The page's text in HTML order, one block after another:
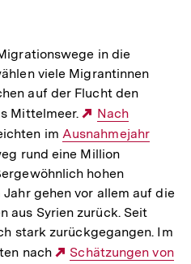
in die
viele Migrantinnen
auf der Flucht den
Mittelmeer.
Externer
Link:
Nach
im Interner
Link:
Ausnahmejahr
rund eine Million
hohen
gehen vor allem auf die
aus Syrien zurück. Seit
stark zurückgegangen. Im
nach
Externer
Schätzungen von